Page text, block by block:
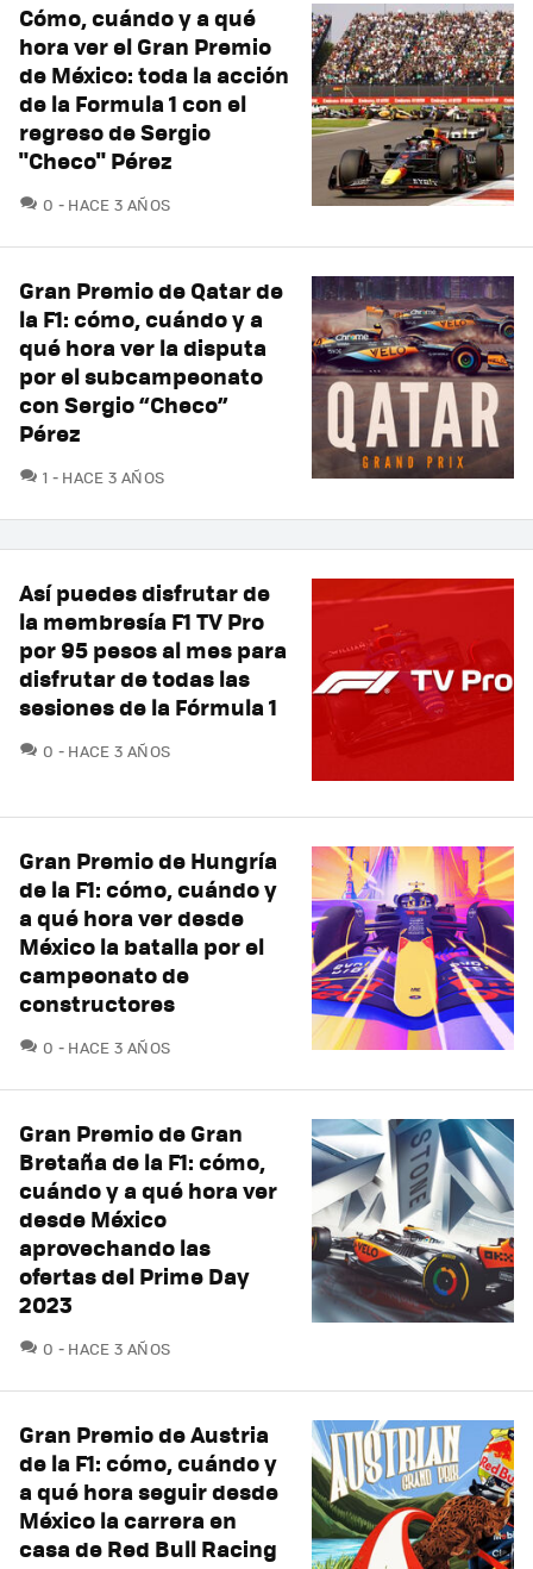
Cómo, cuándo y a qué
hora ver el Gran Premio
de México: toda la acción
de la Formula 1 con el
regreso de Sergio
"Checo" Pérez
0 COMENTARIOS
HACE 3 AÑOS
Gran Premio de Qatar de
la F1: cómo, cuándo y a
qué hora ver la disputa
por el subcampeonato
con Sergio “Checo”
Pérez
1 COMENTARIOS
HACE 3 AÑOS
Así puedes disfrutar de
la membresía F1 TV Pro
por 95 pesos al mes para
disfrutar de todas las
sesiones de la Fórmula 1
0 COMENTARIOS
HACE 3 AÑOS
Gran Premio de Hungría
de la F1: cómo, cuándo y
a qué hora ver desde
México la batalla por el
campeonato de
constructores
0 COMENTARIOS
HACE 3 AÑOS
Gran Premio de Gran
Bretaña de la F1: cómo,
cuándo y a qué hora ver
desde México
aprovechando las
ofertas del Prime Day
2023
0 COMENTARIOS
HACE 3 AÑOS
Gran Premio de Austria
de la F1: cómo, cuándo y
a qué hora seguir desde
México la carrera en
casa de Red Bull Racing